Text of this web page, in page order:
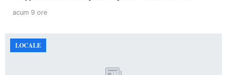
acum 9 ore
LOCALE